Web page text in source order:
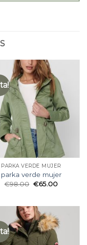
PARKA VERDE MUJER
parka verde mujer
€98.00 €65.00